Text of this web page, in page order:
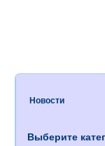
Новости
Выберите